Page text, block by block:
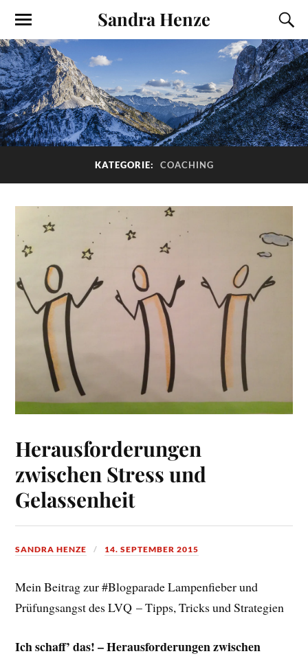
Sandra Henze
KATEGORIE: COACHING
Herausforderungen
zwischen Stress und
Gelassenheit
SANDRA HENZE 14. SEPTEMBER 2015
Mein Beitrag zur #Blogparade Lampenfieber und
Prüfungsangst des LVQ – Tipps, Tricks und Strategien
Ich schaff’ das! – Herausforderungen zwischen